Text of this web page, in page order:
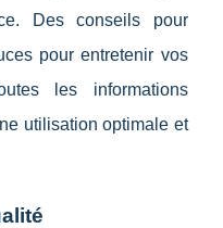
Des conseils pour
pour entretenir vos
les informations
utilisation optimale et